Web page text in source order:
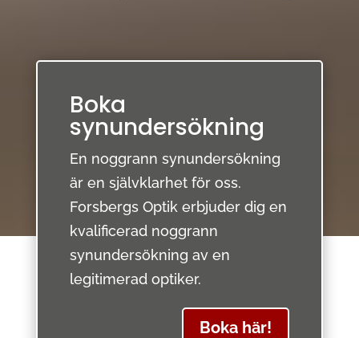
Boka
synundersökning
En noggrann synundersökning
är en självklarhet för oss.
Forsbergs Optik erbjuder dig en
kvalificerad noggrann
synundersökning av en
legitimerad optiker.
Boka här!